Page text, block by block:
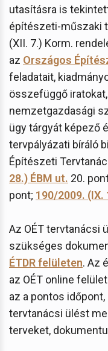
utasításra is
építészeti-műszaki
(XII. 7.) Korm.
az Országos
feladatait,
összefüggő
nemzetgazdasági
ügy tárgyát képező
tervpályázati bíráló
Építészeti
28.) ÉBM ut. 20.
pont; 190/2009. (IX.
Az OÉT tervtanácsi
szükséges
ÉTDR felületen. Az
az OÉT online
az a pontos
tervtanácsi ülést
terveket,